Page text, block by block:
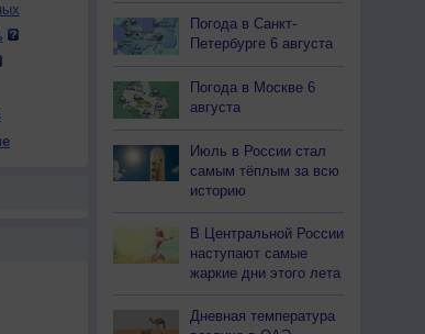
Погода в Санкт-
Петербурге 6 августа
Погода в Москве 6
августа
Июль в России стал
самым тёплым за всю
историю
В Центральной России
наступают самые
жаркие дни этого лета
Дневная температура